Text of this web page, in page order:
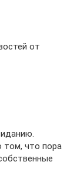
от
том, что пора